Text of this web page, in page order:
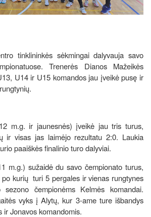
tinklininkės sėkmingai dalyvauja savo
Trenerės Dianos Mažeikės
U14 ir U15 komandos jau įveikė pusę ir
m.g. ir jaunesnės) įveikė jau tris turus,
ir visas jas laimėjo rezultatu 2:0. Laukia
paaiškės finalinio turo dalyviai.
m.g.) sužaidė du savo čempionato turus,
kurių turi 5 pergales ir vienas rungtynes
sezono čempionėms Kelmės komandai.
vyks į Alytų, kur 3-ame ture išbandys
ir Jonavos komandomis.